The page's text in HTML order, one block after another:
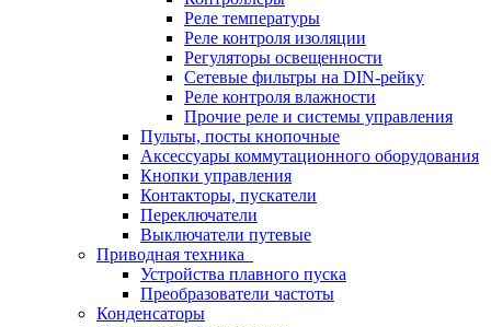
Реле температуры
Реле контроля изоляции
Регуляторы освещенности
Сетевые фильтры на DIN-рейку
Реле контроля влажности
Прочие реле и системы управления
Пульты, посты кнопочные
Аксессуары коммутационного оборудования
Кнопки управления
Контакторы, пускатели
Переключатели
Выключатели путевые
Приводная техника
Устройства плавного пуска
Преобразователи частоты
Конденсаторы